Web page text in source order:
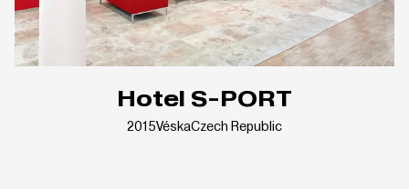
Hotel S-PORT
2015VéskaCzech Republic